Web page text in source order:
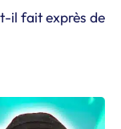
il fait exprès de